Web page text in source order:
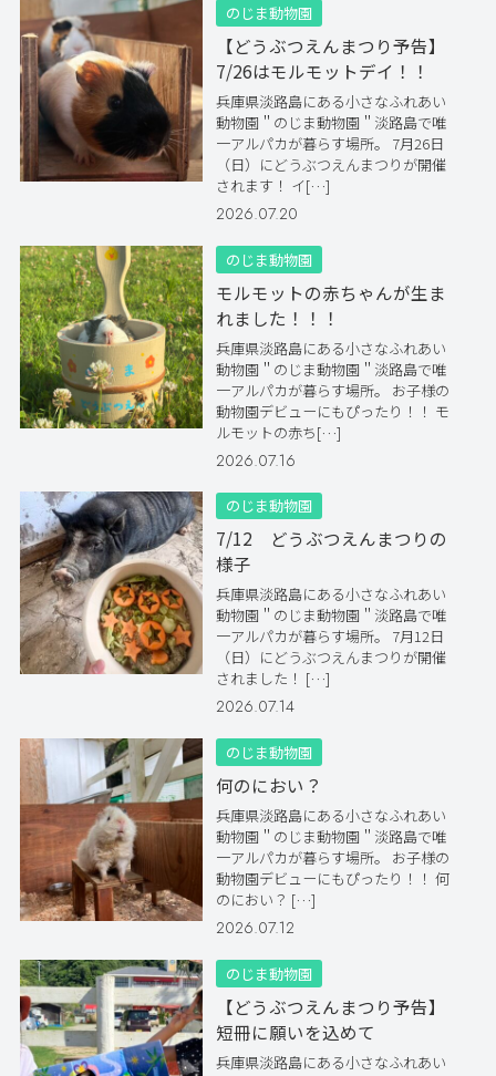
のじま動物園
【どうぶつえんまつり予告】
7/26はモルモットデイ！！
兵庫県淡路島にある小さなふれあい
動物園＂のじま動物園＂淡路島で唯
一アルパカが暮らす場所。 7月26日
（日）にどうぶつえんまつりが開催
されます！ イ[…]
2026.07.20
のじま動物園
モルモットの赤ちゃんが生ま
れました！！！
兵庫県淡路島にある小さなふれあい
動物園＂のじま動物園＂淡路島で唯
一アルパカが暮らす場所。 お子様の
動物園デビューにもぴったり！！ モ
ルモットの赤ち[…]
2026.07.16
のじま動物園
7/12 どうぶつえんまつりの
様子
兵庫県淡路島にある小さなふれあい
動物園＂のじま動物園＂淡路島で唯
一アルパカが暮らす場所。 7月12日
（日）にどうぶつえんまつりが開催
されました！ […]
2026.07.14
のじま動物園
何のにおい？
兵庫県淡路島にある小さなふれあい
動物園＂のじま動物園＂淡路島で唯
一アルパカが暮らす場所。 お子様の
動物園デビューにもぴったり！！ 何
のにおい？ […]
2026.07.12
のじま動物園
【どうぶつえんまつり予告】
短冊に願いを込めて
兵庫県淡路島にある小さなふれあい